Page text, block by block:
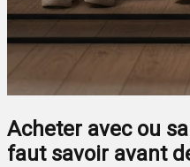
Acheter avec ou
faut savoir avant